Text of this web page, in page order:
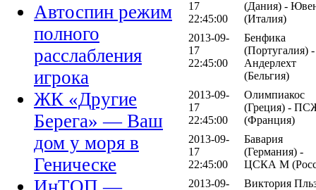
Автоспин режим
полного
расслабления
игрока
ЖК «Другие
Берега» — Ваш
дом у моря в
Геническе
17
22:45:00
(Дания) -
(Италия)
2013-09-
17
22:45:00
Бенфика
(Португалия) -
Андерлехт
(Бельгия)
2013-09-
17
22:45:00
Олимпиакос
(Греция) -
(Франция)
2013-09-
17
22:45:00
Бавария
(Германия) -
ЦСКА М
2013-09-
Виктория